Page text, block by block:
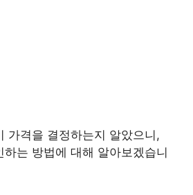
가격을 결정하는지 알았으니,
하는 방법에 대해 알아보겠습니